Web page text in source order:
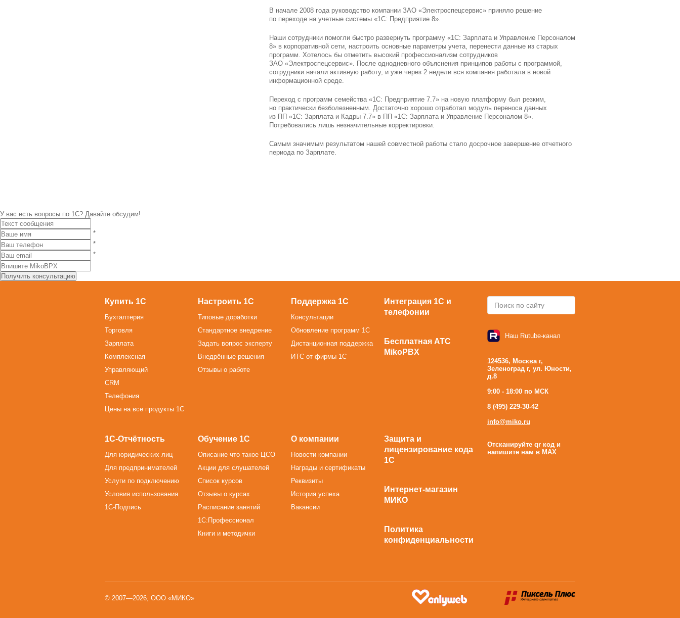
В начале 2008 года руководство компании ЗАО «Электроспецсервис» приняло решение
по переходе на учетные системы «1С: Предприятие 8».
Наши сотрудники помогли быстро развернуть программу «1С: Зарплата и Управление Персоналом
8» в корпоративной сети, настроить основные параметры учета, перенести данные из старых
программ. Хотелось бы отметить высокий профессионализм сотрудников
ЗАО «Электроспецсервис». После однодневного объяснения принципов работы с программой,
сотрудники начали активную работу, и уже через 2 недели вся компания работала в новой
информационной среде.
Переход с программ семейства «1С: Предприятие 7.7» на новую платформу был резким,
но практически безболезненным. Достаточно хорошо отработал модуль переноса данных
из ПП «1С: Зарплата и Кадры 7.7» в ПП «1С: Зарплата и Управление Персоналом 8».
Потребовались лишь незначительные корректировки.
Самым значимым результатом нашей совместной работы стало досрочное завершение отчетного
периода по Зарплате.
У вас есть вопросы по 1С? Давайте обсудим!
*
*
*
Купить 1С
Бухгалтерия
Торговля
Зарплата
Комплексная
Управляющий
CRM
Телефония
Цены на все продукты 1С
Настроить 1С
Типовые доработки
Стандартное внедрение
Задать вопрос эксперту
Внедрённые решения
Отзывы о работе
Поддержка 1С
Консультации
Обновление программ 1С
Дистанционная поддержка
ИТС от фирмы 1С
Интеграция 1С и
телефонии
Бесплатная АТС
MikoPBX
1С-Отчётность
Для юридических лиц
Для предпринимателей
Услуги по подключению
Условия использования
1С-Подпись
Обучение 1С
Описание что такое ЦСО
Акции для слушателей
Список курсов
Отзывы о курсах
Расписание занятий
1С:Профессионал
Книги и методички
О компании
Новости компании
Награды и сертификаты
Реквизиты
История успеха
Вакансии
Защита и
лицензирование кода
1С
Интернет-магазин
МИКО
Политика
конфиденциальности
Наш Rutube-канал
124536, Москва г,
Зеленоград г, ул. Юности,
д.8
9:00 - 18:00 по МСК
8 (495) 229-30-42
info@miko.ru
Отсканируйте qr код и
напишите нам в MAX
© 2007—2026, ООО «МИКО»